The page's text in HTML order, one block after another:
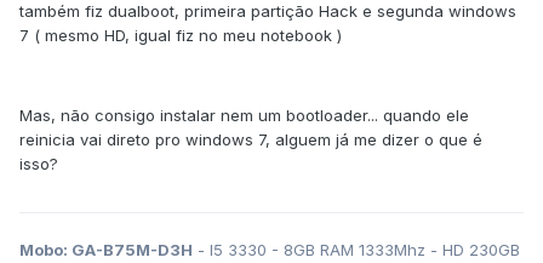
também fiz dualboot, primeira partição Hack e segunda windows
7 ( mesmo HD, igual fiz no meu notebook )
Mas, não consigo instalar nem um bootloader... quando ele
reinicia vai direto pro windows 7, alguem já me dizer o que é
isso?
Mobo: GA-B75M-D3H - I5 3330 - 8GB RAM 1333Mhz - HD 230GB